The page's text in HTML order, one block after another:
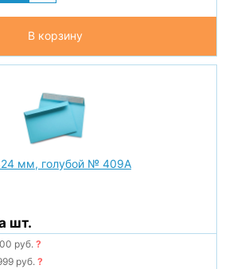
В корзину
мм, голубой № 409А
шт.
руб.?
руб.?